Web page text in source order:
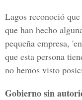
Lagos reconoció
que han hecho
pequeña empresa,
que esta persona
no hemos visto
Gobierno sin